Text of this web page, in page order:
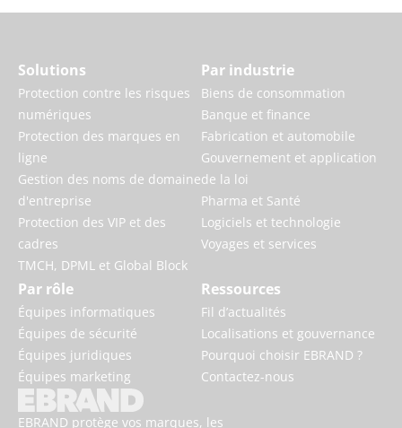
EBRAND protège vos marques, les
Solutions
Protection contre les risques
numériques
Protection des marques en
ligne
Gestion des noms de domaine
d'entreprise
Protection des VIP et des
cadres
TMCH, DPML et Global Block
Par industrie
Biens de consommation
Banque et finance
Fabrication et automobile
Gouvernement et application
de la loi
Pharma et Santé
Logiciels et technologie
Voyages et services
Par rôle
Équipes informatiques
Équipes de sécurité
Équipes juridiques
Équipes marketing
Ressources
Fil d’actualités
Localisations et gouvernance
Pourquoi choisir EBRAND ?
Contactez-nous